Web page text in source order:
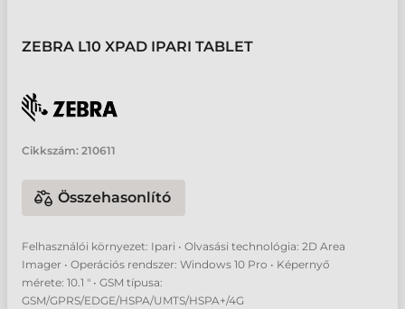
ZEBRA L10 XPAD IPARI TABLET
Cikkszám: 210611
Összehasonlító
Felhasználói környezet: Ipari • Olvasási technológia: 2D Area
Imager • Operációs rendszer: Windows 10 Pro • Képernyő
mérete: 10.1 " • GSM típusa:
GSM/GPRS/EDGE/HSPA/UMTS/HSPA+/4G